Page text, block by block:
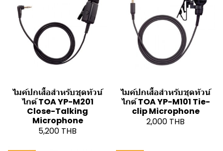
ไมค์ปกเสื้อสำหรับชุดทัวน์
ไกด์ TOA YP-M201
Close-Talking
Microphone
5,200 THB
ไมค์ปกเสื้อสำหรับชุดทัวน์
ไกด์ TOA YP-M101 Tie-
clip Microphone
2,000 THB